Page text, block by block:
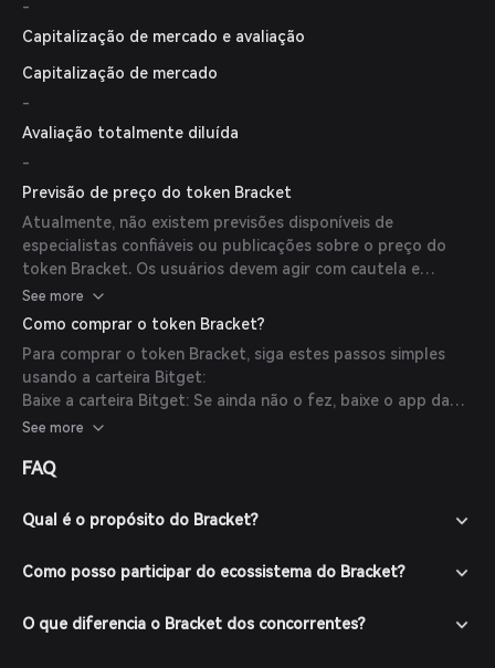
-
Capitalização de mercado e avaliação
Capitalização de mercado
-
Avaliação totalmente diluída
-
Previsão de preço do token Bracket
Atualmente, não existem previsões disponíveis de
especialistas confiáveis ou publicações sobre o preço do
token Bracket. Os usuários devem agir com cautela e
realizar pesquisas aprofundadas antes de tomar decisões
de investimento.
See more
Como comprar o token Bracket?
Para comprar o token Bracket, siga estes passos simples
usando a carteira Bitget:
Baixe a carteira Bitget: Se ainda não o fez, baixe o app da
carteira Bitget no site oficial ou na loja de aplicativos.
as instruções na tela. Certifique-se de proteger sua conta
Financie sua carteira: Deposite fundos em sua carteira
com moeda fiduciária através dos métodos de pagamento
suportados.
de mercado e pesquise por token Bracket para ver os pares
See more
FAQ
Qual é o propósito do Bracket?
Como posso participar do ecossistema do Bracket?
O que diferencia o Bracket dos concorrentes?